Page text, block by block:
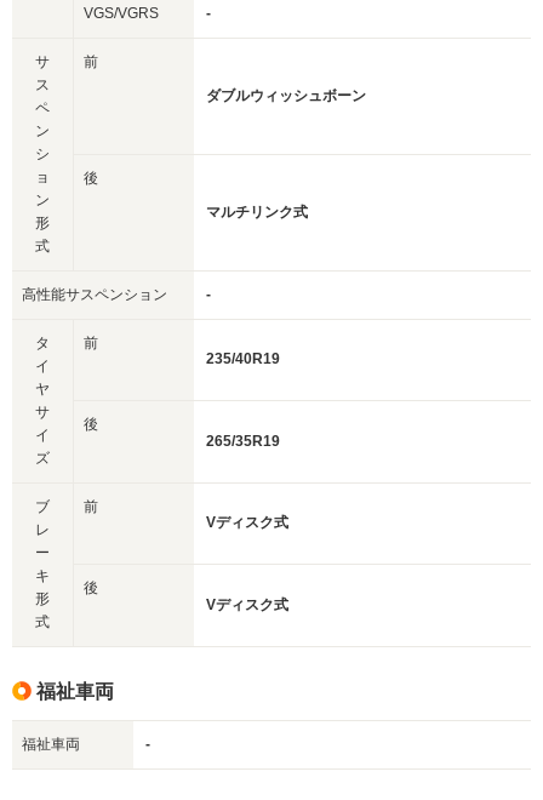
VGS/VGRS -
サ
ス
ペ
ン
シ
ョ
ン
形
式
前
ダブルウィッシュボーン
後
マルチリンク式
高性能サスペンション -
タ
イ
ヤ
サ
イ
ズ
前
235/40R19
後
265/35R19
ブ
レ
ー
キ
形
式
前
Vディスク式
後
Vディスク式
福祉車両
福祉車両 -